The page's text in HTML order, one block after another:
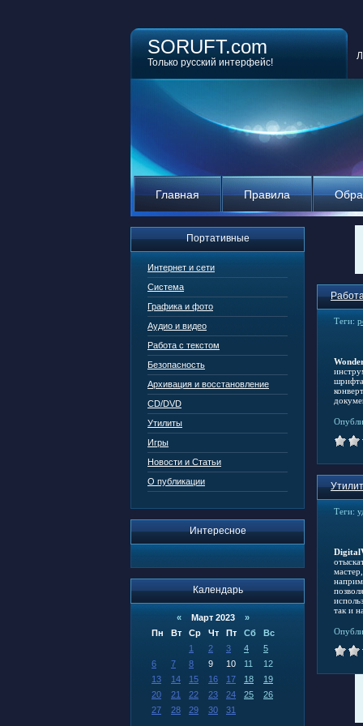
SORUFT.com
Только русский интерфейс!
Главная Правила
Портативные
Интернет и сети
Система
Графика и фото
Аудио и видео
Работа с текстом
Безопасность
Архивация и восстановление
CD/DVD
Утилиты
Игры
Новости и Статьи
О публикации
Интересное
Календарь
« Март 2023 »
Пн
Вт Ср Чт Пт Сб
Вс
1
2 3 4
5
6
7 8 9 10 11
12
13
14 15 16 17 18
19
20
21 22 23 24 25
26
27
28 29 30 31
Теги:
Теги:
так и